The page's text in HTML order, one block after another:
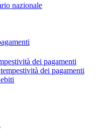
nazionale
dei pagamenti
dei pagamenti